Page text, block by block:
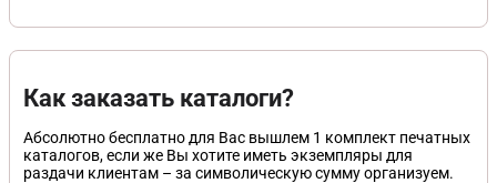
Как заказать каталоги?
Абсолютно бесплатно для Вас вышлем 1 комплект печатных
каталогов, если же Вы хотите иметь экземпляры для
раздачи клиентам – за символическую сумму организуем.